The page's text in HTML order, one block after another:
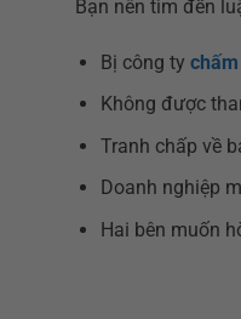
Bạn nên tìm đến
Bị công ty
Không được
Tranh chấp về
Doanh nghiệp
Hai bên muốn